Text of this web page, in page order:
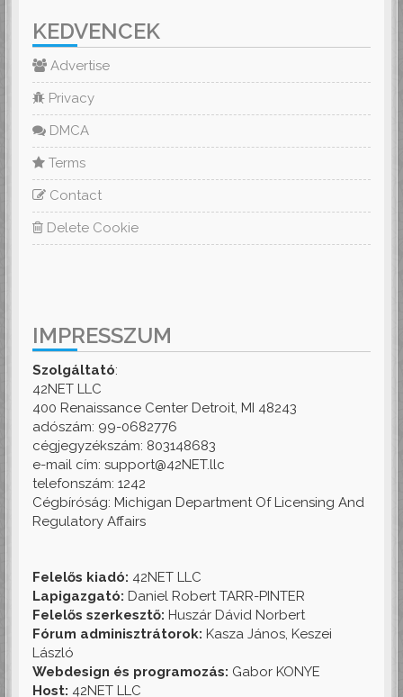
KEDVENCEK
Advertise
Privacy
DMCA
Terms
Contact
Delete Cookie
IMPRESSZUM
Szolgáltató:
42NET LLC
400 Renaissance Center Detroit, MI 48243
adószám: 99-0682776
cégjegyzékszám: 803148683
e-mail cím: support@42NET.llc
telefonszám: 1242
Cégbíróság: Michigan Department Of Licensing And
Regulatory Affairs
Felelős kiadó: 42NET LLC
Lapigazgató: Daniel Robert TARR-PINTER
Felelős szerkesztő: Huszár Dávid Norbert
Fórum adminisztrátorok: Kasza János, Keszei
László
Webdesign és programozás: Gabor KONYE
Host: 42NET LLC